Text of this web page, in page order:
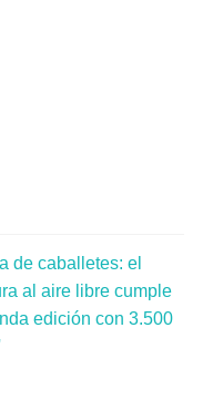
de caballetes: el
al aire libre cumple
edición con 3.500